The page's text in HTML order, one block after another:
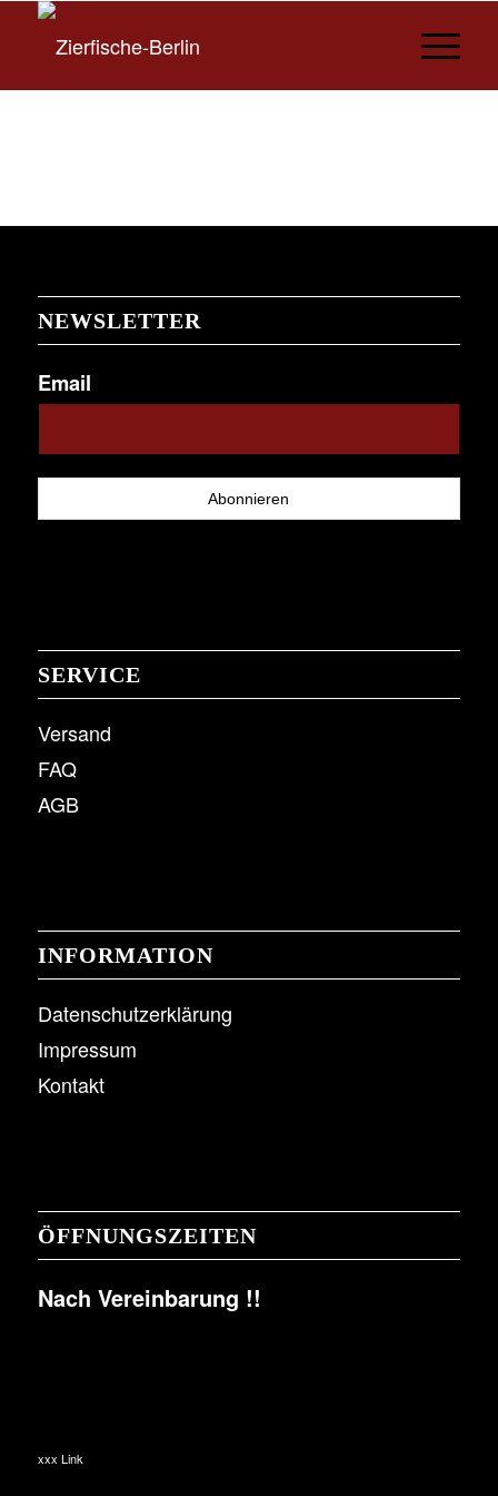
NEWSLETTER
Email
SERVICE
Versand
FAQ
AGB
INFORMATION
Datenschutzerklärung
Impressum
Kontakt
ÖFFNUNGSZEITEN
Nach Vereinbarung !!
xxx Link